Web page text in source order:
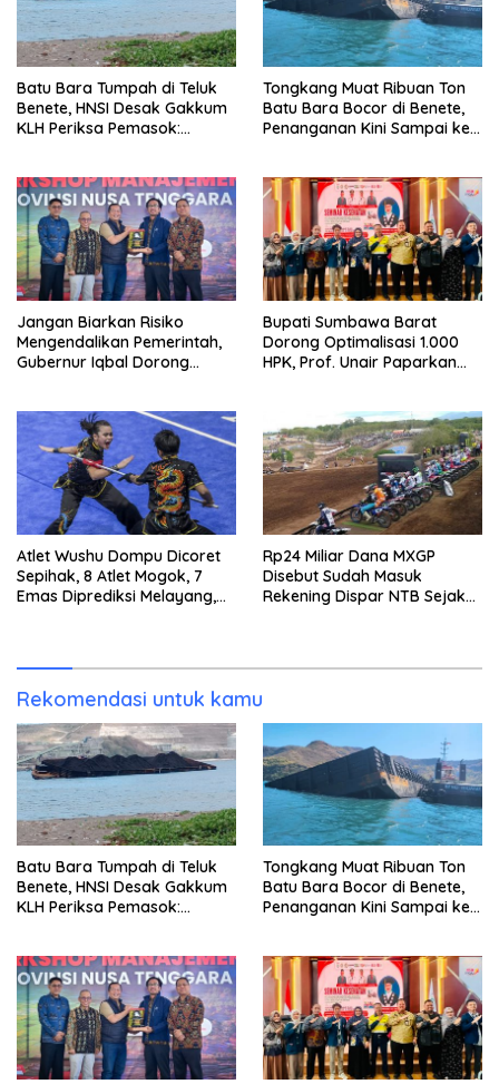
Batu Bara Tumpah di Teluk
Benete, HNSI Desak Gakkum
KLH Periksa Pemasok:
Tongkang Muat Ribuan Ton
Batu Bara Bocor di Benete,
Penanganan Kini Sampai ke
Jangan Biarkan Risiko
Mengendalikan Pemerintah,
Gubernur Iqbal Dorong
Bupati Sumbawa Barat
Dorong Optimalisasi 1.000
HPK, Prof. Unair Paparkan
Atlet Wushu Dompu Dicoret
Sepihak, 8 Atlet Mogok, 7
Emas Diprediksi Melayang,
Rp24 Miliar Dana MXGP
Disebut Sudah Masuk
Rekening Dispar NTB Sejak
Rekomendasi untuk kamu
Batu Bara Tumpah di Teluk
Benete, HNSI Desak Gakkum
KLH Periksa Pemasok:
Tongkang Muat Ribuan Ton
Batu Bara Bocor di Benete,
Penanganan Kini Sampai ke